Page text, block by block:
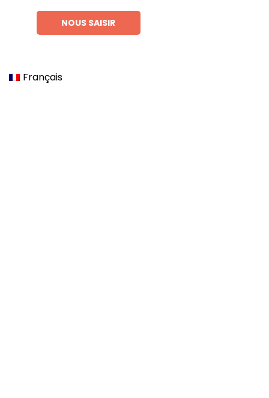
NOUS SAISIR
Français